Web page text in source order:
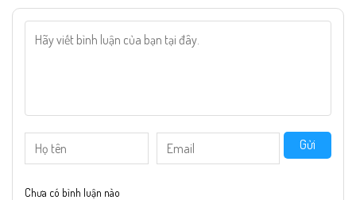
Gửi
Chưa có bình luận nào